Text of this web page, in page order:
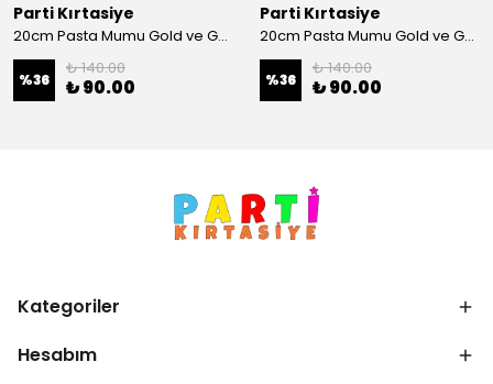
Parti Kırtasiye
20cm Pasta Mumu Gold ve Gümüş - Gold
%36
₺ 140.00
₺ 90.00
Parti Kırtasiye
20cm Pasta Mumu Gold ve Gümüş - Gümüş
%36
₺ 140.00
₺ 90.00
Kategoriler
Hesabım